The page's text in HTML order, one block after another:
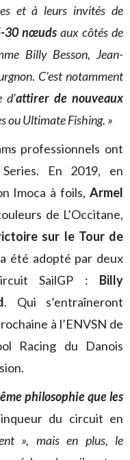
et à leurs invités de
30 nœuds aux côtés de
Billy Besson, Jean-
. C’est notamment
d’attirer de nouveaux
ou Ultimate Fishing. »
professionnels ont
En 2019, en
Imoca à foils, Armel
de L’Occitane,
sur le Tour de
été adopté par deux
SailGP : Billy
. Qui s’entraîneront
à l’ENVSN de
Racing du Danois
philosophie que les
du circuit en
», mais en plus, le